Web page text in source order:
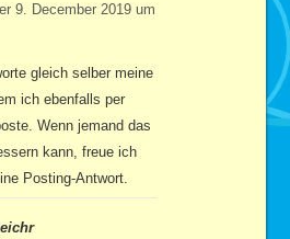
9. December 2019 um
gleich selber meine
ich ebenfalls per
Wenn jemand das
kann, freue ich
Posting-Antwort.